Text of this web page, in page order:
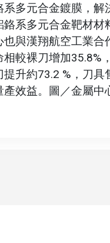
系多元合金鍍膜，
系多元合金靶材材
也與漢翔航空工業
相較裸刀增加35.8%
提升約73.2 %，刀
產效益。圖／金屬中